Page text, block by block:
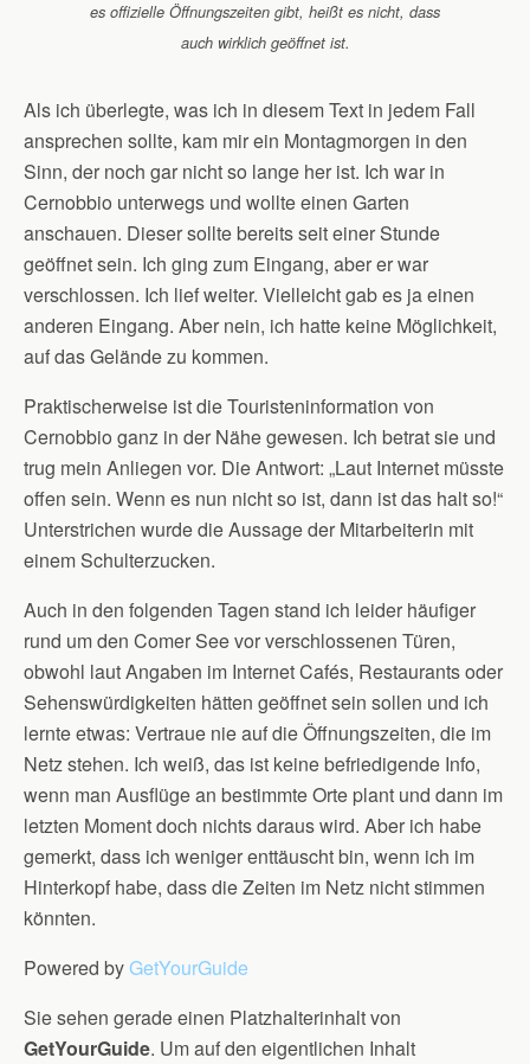
es offizielle Öffnungszeiten gibt, heißt es nicht, dass
auch wirklich geöffnet ist.
Als ich überlegte, was ich in diesem Text in jedem Fall
ansprechen sollte, kam mir ein Montagmorgen in den
Sinn, der noch gar nicht so lange her ist. Ich war in
Cernobbio unterwegs und wollte einen Garten
anschauen. Dieser sollte bereits seit einer Stunde
geöffnet sein. Ich ging zum Eingang, aber er war
verschlossen. Ich lief weiter. Vielleicht gab es ja einen
anderen Eingang. Aber nein, ich hatte keine Möglichkeit,
auf das Gelände zu kommen.
Praktischerweise ist die Touristeninformation von
Cernobbio ganz in der Nähe gewesen. Ich betrat sie und
trug mein Anliegen vor. Die Antwort: „Laut Internet müsste
offen sein. Wenn es nun nicht so ist, dann ist das halt so!“
Unterstrichen wurde die Aussage der Mitarbeiterin mit
einem Schulterzucken.
Auch in den folgenden Tagen stand ich leider häufiger
rund um den Comer See vor verschlossenen Türen,
obwohl laut Angaben im Internet Cafés, Restaurants oder
Sehenswürdigkeiten hätten geöffnet sein sollen und ich
lernte etwas: Vertraue nie auf die Öffnungszeiten, die im
Netz stehen. Ich weiß, das ist keine befriedigende Info,
wenn man Ausflüge an bestimmte Orte plant und dann im
letzten Moment doch nichts daraus wird. Aber ich habe
gemerkt, dass ich weniger enttäuscht bin, wenn ich im
Hinterkopf habe, dass die Zeiten im Netz nicht stimmen
könnten.
Powered byGetYourGuide
Sie sehen gerade einen Platzhalterinhalt von
GetYourGuide. Um auf den eigentlichen Inhalt